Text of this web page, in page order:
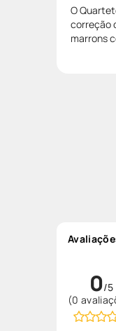
O
correção
marrons
0
(0